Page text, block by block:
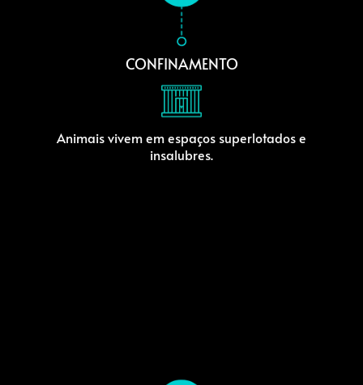
CONFINAMENTO
Animais vivem em espaços superlotados e
insalubres.